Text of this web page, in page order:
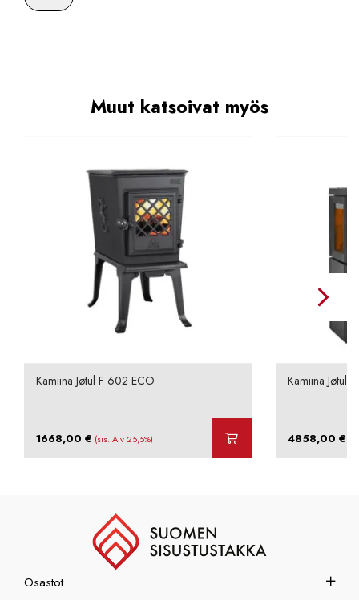
Muut katsoivat myös
Kamiina Jøtul F 602 ECO
1668,00€ (sis. Alv 25,5%)
Kamiina Jøtul
4858,00 €
Osastot